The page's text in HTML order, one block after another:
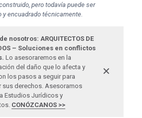
pero todavía puede ser
y encuadrado técnicamente.
nosotros: ARQUITECTOS DE
– Soluciones en conflictos
Lo asesoraremos en la
del daño que lo afecta y
los pasos a seguir para
sus derechos. Asesoramos
Estudios Jurídicos y
CONÓZCANOS >>
✕